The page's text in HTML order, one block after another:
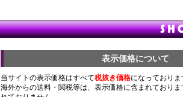
表示価格について
当サイトの表示価格はすべて税抜き価格になっておりま
海外からの送料・関税等は、表示価格に含まれておりま